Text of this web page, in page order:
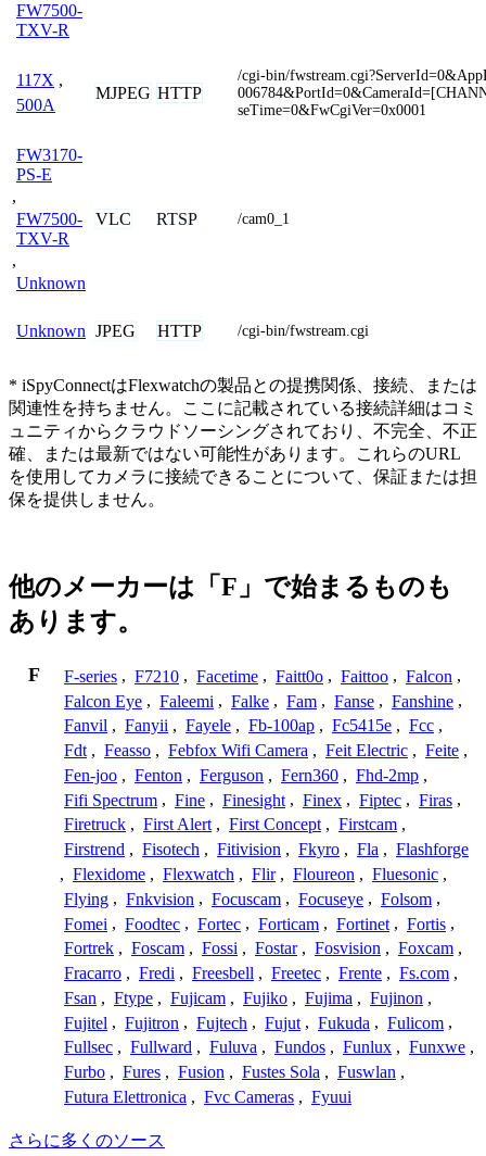
FW7500-
TXV-R
117X ,
500A
MJPEG HTTP
/cgi-bin/
seTime=0&FwCgiVer=0x0001
FW3170-
PS-E
,
FW7500-
TXV-R
,
Unknown
VLC RTSP /cam0_1
Unknown JPEG HTTP /cgi-bin/fwstream.cgi
* iSpyConnectはFlexwatchの製品との提携関係、接続、または
関連性を持ちません。ここに記載されている接続詳細はコミ
ュニティからクラウドソーシングされており、不完全、不正
確、または最新ではない可能性があります。これらのURL
を使用してカメラに接続できることについて、保証または担
保を提供しません。
他のメーカーは「F」で始まるものも
あります。
F F-series , F7210 , Facetime , Faitt0o , Faittoo , Falcon ,
Falcon Eye , Faleemi , Falke , Fam , Fanse , Fanshine ,
Fanvil , Fanyii , Fayele , Fb-100ap , Fc5415e , Fcc ,
Fdt , Feasso , Febfox Wifi Camera , Feit Electric , Feite ,
Fen-joo , Fenton , Ferguson , Fern360 , Fhd-2mp ,
Fifi Spectrum , Fine , Finesight , Finex , Fiptec , Firas ,
Firetruck , First Alert , First Concept , Firstcam ,
Firstrend , Fisotech , Fitivision , Fkyro , Fla , Flashforge
, Flexidome , Flexwatch , Flir , Floureon , Fluesonic ,
Flying , Fnkvision , Focuscam , Focuseye , Folsom ,
Fomei , Foodtec , Fortec , Forticam , Fortinet , Fortis ,
Fortrek , Foscam , Fossi , Fostar , Fosvision , Foxcam ,
Fracarro , Fredi , Freesbell , Freetec , Frente , Fs.com ,
Fsan , Ftype , Fujicam , Fujiko , Fujima , Fujinon ,
Fujitel , Fujitron , Fujtech , Fujut , Fukuda , Fulicom ,
Fullsec , Fullward , Fuluva , Fundos , Funlux , Funxwe ,
Furbo , Fures , Fusion , Fustes Sola , Fuswlan ,
Futura Elettronica , Fvc Cameras , Fyuui
さらに多くのソース